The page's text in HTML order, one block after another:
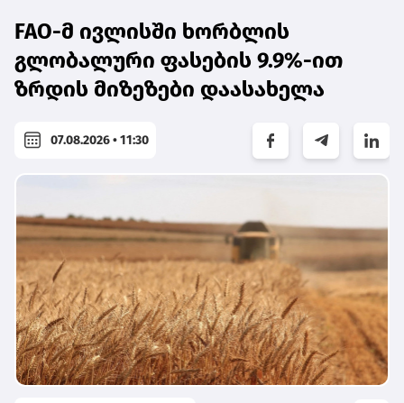
FAO-მ ივლისში ხორბლის
გლობალური ფასების 9.9%-ით
ზრდის მიზეზები დაასახელა
07.08.2026 • 11:30